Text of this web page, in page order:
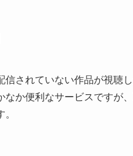
されていない作品が視聴
なか便利なサービスですが